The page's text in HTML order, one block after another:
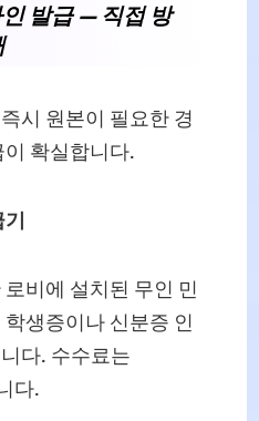
발급 — 직접 방
시 원본이 필요한 경
확실합니다.
비에 설치된 무인 민
생증이나 신분증 인
다. 수수료는
다.